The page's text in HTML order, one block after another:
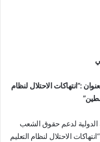
:”انتهاكات الاحتلال لنظام
لدعم حقوق الشعب
الاحتلال لنظام التعليم